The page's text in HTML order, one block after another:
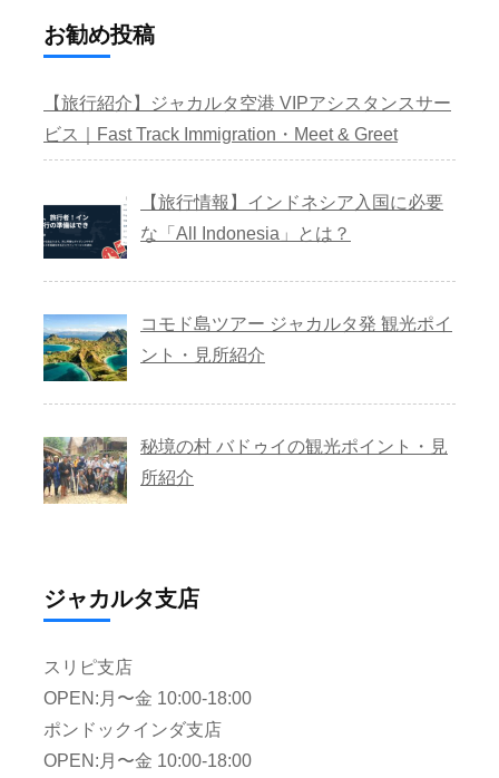
お勧め投稿
【旅行紹介】ジャカルタ空港 VIPアシスタンスサー
ビス｜Fast Track Immigration・Meet & Greet
【旅行情報】インドネシア入国に必要
な「All Indonesia」とは？
コモド島ツアー ジャカルタ発 観光ポイ
ント・見所紹介
秘境の村 バドゥイの観光ポイント・見
所紹介
ジャカルタ支店
スリピ支店
OPEN:月〜金 10:00-18:00
ポンドックインダ支店
OPEN:月〜金 10:00-18:00